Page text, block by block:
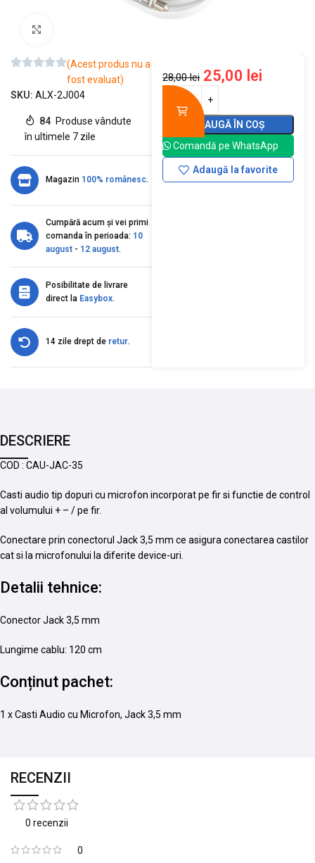
(Acest produs nu a
fost evaluat)
SKU: ALX-2J004
84 Produse vândute
în ultimele 7 zile
Magazin 100% românesc.
Cumpără acum și vei primi
comanda în perioada: 10
august - 12 august.
Posibilitate de livrare
direct la Easybox.
14 zile drept de retur.
28,00lei 25,00 lei
ADAUGĂ ÎN COȘ
Comandă pe WhatsApp
Adaugă la favorite
DESCRIERE
COD : CAU-JAC-35
Casti audio tip dopuri cu microfon incorporat pe fir si functie de control
al volumului + – / pe fir.
Conectare prin conectorul Jack 3,5 mm ce asigura conectarea castilor
cat si la microfonului la diferite device-uri.
Detalii tehnice:
Conector Jack 3,5 mm
Lungime cablu: 120 cm
Conținut pachet:
1 x Casti Audio cu Microfon, Jack 3,5 mm
RECENZII
0 recenzii
0